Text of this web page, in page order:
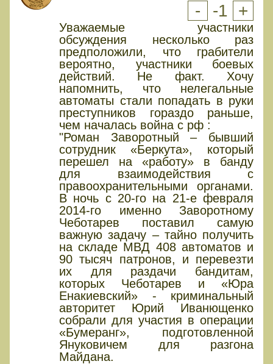
- -1 +
Уважаемые участники
обсуждения несколько раз
предположили, что грабители
вероятно, участники боевых
действий. Не факт. Хочу
напомнить, что нелегальные
автоматы стали попадать в руки
преступников гораздо раньше,
чем началась война с рф :
"Роман Заворотный – бывший
сотрудник «Беркута», который
перешел на «работу» в банду
для взаимодействия с
правоохранительными органами.
В ночь с 20-го на 21-е февраля
2014-го именно Заворотному
Чеботарев поставил самую
важную задачу – тайно получить
на складе МВД 408 автоматов и
90 тысяч патронов, и перевезти
их для раздачи бандитам,
которых Чеботарев и «Юра
Енакиевский» - криминальный
авторитет Юрий Иванющенко
собрали для участия в операции
«Бумеранг», подготовленной
Януковичем для разгона
Майдана.